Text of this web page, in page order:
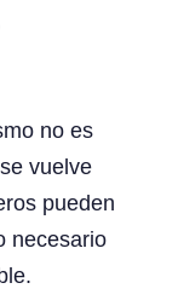
no es
vuelve
pueden
necesario